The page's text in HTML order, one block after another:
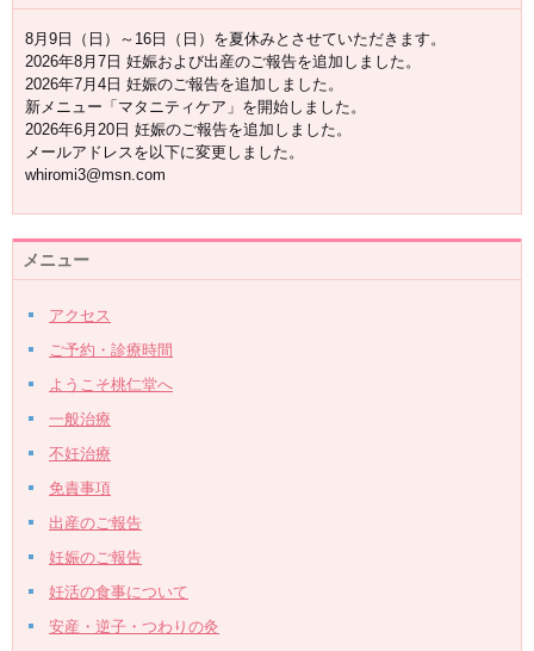
8月9日（日）～16日（日）を夏休みとさせていただきます。
2026年8月7日 妊娠および出産のご報告を追加しました。
2026年7月4日 妊娠のご報告を追加しました。
新メニュー「マタニティケア」を開始しました。
2026年6月20日 妊娠のご報告を追加しました。
メールアドレスを以下に変更しました。
whiromi3@msn.com
メニュー
アクセス
ご予約・診療時間
ようこそ桃仁堂へ
一般治療
不妊治療
免責事項
出産のご報告
妊娠のご報告
妊活の食事について
安産・逆子・つわりの灸